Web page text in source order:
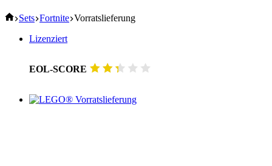
Start
Sets Fortnite Vorratslieferung
Lizenziert
EOL-SCORE